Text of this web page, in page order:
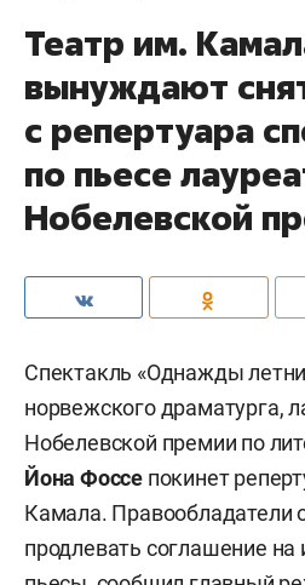
Театр им.
вынуждают
с репертуара
по пьесе
Нобелевской
Спектакль «Однажды
норвежского драматурга,
Нобелевской премии по
Йона Фоссе покинет
Камала. Правообладатели
продлевать соглашение на